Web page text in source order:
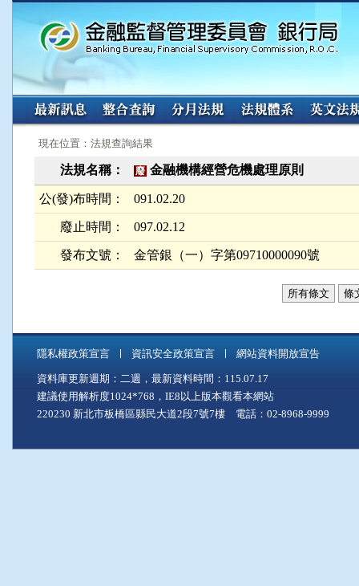
:::
現在位置：法規查詢結果
法規名稱： 廢 金融機構經營危機處理原則
公(發)布時間： 091.02.20
廢止時間： 097.02.12
發布文號： 金管銀（一）字第09710000090號
所有條文 條
隱私權政策宣言 資訊安全政策宣言 網站資料開放宣告
資料庫更新週期：二週，最新資料時間：115.07.17
建議使用解析度1024*768，IE8以上版本觀看本網站
220230 新北市板橋區縣民大道2段7號7樓 電話：02-8968-9999